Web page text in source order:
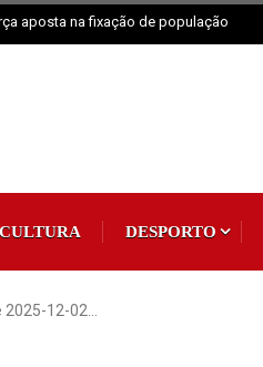
da praia fluvial em exposição
CULTURA DESPORTO
12-02…